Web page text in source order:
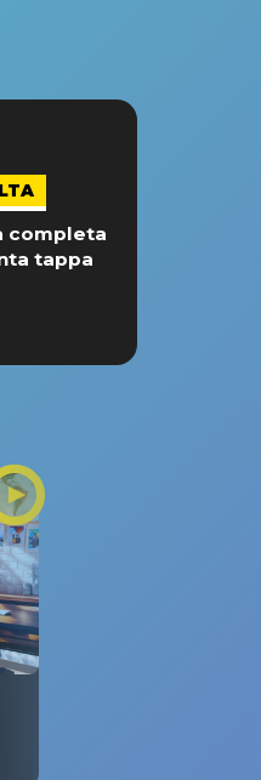
completa
tappa